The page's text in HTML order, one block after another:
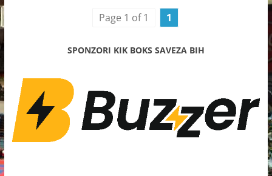
Page 1 of 1 1
SPONZORI KIK BOKS SAVEZA BIH